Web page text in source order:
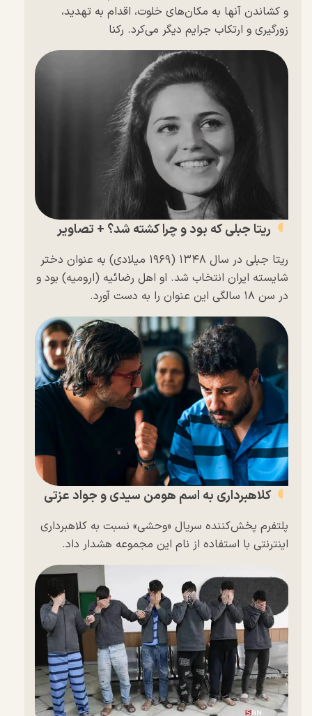
و کشاندن آنها به مکان‌های خلوت، اقدام به تهدید،
زورگیری و ارتکاب جرایم دیگر می‌کرد. رکنا
ریتا جبلی که بود و چرا کشته شد؟ + تصاویر
ریتا جبلی در سال ۱۳۴۸ (۱۹۶۹ میلادی) به عنوان دختر
شایسته ایران انتخاب شد. او اهل رضائیه (ارومیه) بود و
در سن ۱۸ سالگی این عنوان را به دست آورد.
کلاهبرداری به اسم هومن سیدی و جواد عزتی
پلتفرم پخش‌کننده سریال «وحشی» نسبت به کلاهبرداری
اینترنتی با استفاده از نام این مجموعه هشدار داد.